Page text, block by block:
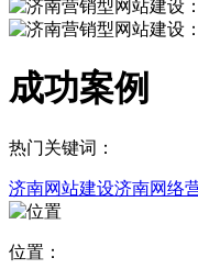
成功案例
热门关键词：
济南网站建设济南网络
位置：